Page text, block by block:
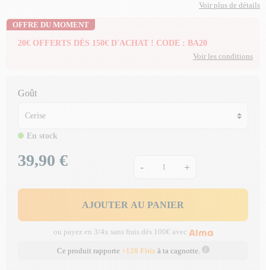
Voir plus de détails
OFFRE DU MOMENT
20€ OFFERTS DÈS 150€ D'ACHAT ! CODE : BA20
Voir les conditions
Goût
En stock
Prix
39,90 € - +
AJOUTER AU PANIER
ou payez en 3/4x sans frais dès 100€ avec
Ce produit rapporte +120 Fitizà ta cagnotte.